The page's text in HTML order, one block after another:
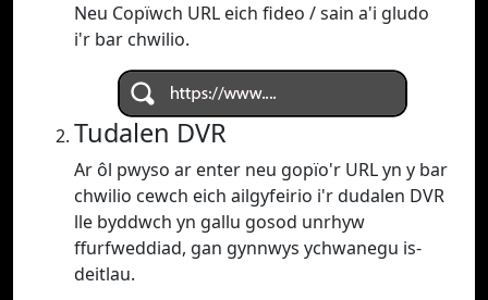
Neu Copïwch URL eich fideo / sain a'i gludo
i'r bar chwilio.
Tudalen DVR
Ar ôl pwyso ar enter neu gopïo'r URL yn y bar
chwilio cewch eich ailgyfeirio i'r dudalen DVR
lle byddwch yn gallu gosod unrhyw
ffurfweddiad, gan gynnwys ychwanegu is-
deitlau.